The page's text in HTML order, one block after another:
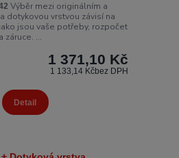
Výběr mezi originálním a
dotykovou vrstvou závisí na
jsou vaše potřeby, rozpočet
záruce. ...
1 371,10 Kč
1 133,14 Kčbez DPH
Detail